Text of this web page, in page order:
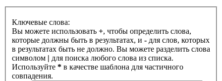
Ключевые слова:
Вы можете использовать +, чтобы определить слова,
которые должны быть в результатах, и - для слов, которых
в результатах быть не должно. Вы можете разделить слова
символом
для поиска любого слова из списка.
Используйте * в качестве шаблона для частичного
совпадения.